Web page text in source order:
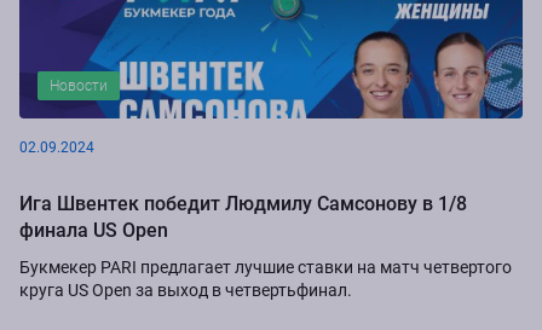
Новости
02.09.2024
Ига Швентек победит Людмилу Самсонову в 1/8
финала US Open
Букмекер PARI предлагает лучшие ставки на матч четвертого
круга US Open за выход в четвертьфинал.